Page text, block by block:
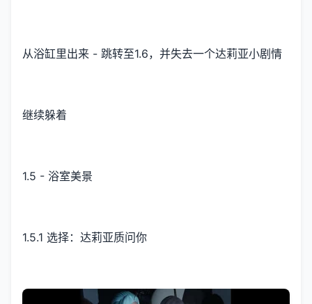
从浴缸里出来 - 跳转至1.6，并失去一个达莉亚小剧情
继续躲着
1.5 - 浴室美景
1.5.1 选择：达莉亚质问你